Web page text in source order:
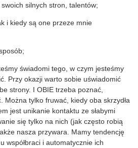
silnych stron, talentów;
i kiedy są one przeze mnie
świadomi tego, w czym jesteśmy
Przy okazji warto sobie uświadomić
strony. I OBIE trzeba poznać,
Można tylko fruwać, kiedy oba skrzydła
jest unikanie kontaktu ze słabymi
się tylko na nich (jak często robią
nasza przywara. Mamy tendencję
współbraci i automatycznie ich